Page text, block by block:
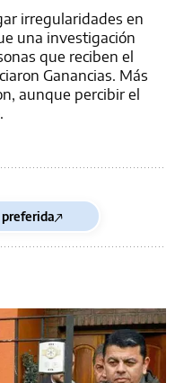
irregularidades en
una investigación
que reciben el
Ganancias. Más
aunque percibir el